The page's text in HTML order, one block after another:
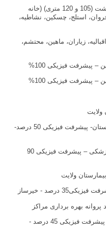
طراحی طراحی 10 واحد خانه بهداشت (105 و 120 متری) (خانه
استلج، چسکین، نشاطیه،
زیاران، ماهین، محتشم،
فیزیکی 100%
فیزیکی 100%
احداث پایگاه فوریتهای پزشکی تاکستان- پیشرفت فیزیکی 50 درصد-
احداث کلاس 168 نفره دانشکده پزشکی – پیشرفت فیزیکی 90
ولایت
درصد - خیرساز
بهره برداری مراکز
احداث پایگاه سلامت حسین آباد – پیشرفت فیزیکی 45 درصد -